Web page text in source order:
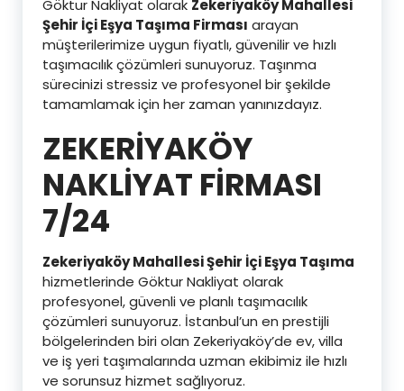
Göktur Nakliyat olarak Zekeriyaköy Mahallesi
Şehir İçi Eşya Taşıma Firması arayan
müşterilerimize uygun fiyatlı, güvenilir ve hızlı
taşımacılık çözümleri sunuyoruz. Taşınma
sürecinizi stressiz ve profesyonel bir şekilde
tamamlamak için her zaman yanınızdayız.
ZEKERİYAKÖY
NAKLİYAT FİRMASI
7/24
Zekeriyaköy Mahallesi Şehir İçi Eşya Taşıma
hizmetlerinde Göktur Nakliyat olarak
profesyonel, güvenli ve planlı taşımacılık
çözümleri sunuyoruz. İstanbul’un en prestijli
bölgelerinden biri olan Zekeriyaköy’de ev, villa
ve iş yeri taşımalarında uzman ekibimiz ile hızlı
ve sorunsuz hizmet sağlıyoruz.